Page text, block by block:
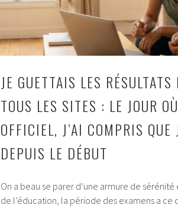
JE GUETTAIS LES
TOUS LES SITES : LE JOUR
OFFICIEL, J’AI COMPRIS
DEPUIS LE DÉBUT
On a beau se parer d’une armure de
de l’éducation, la période des examens a